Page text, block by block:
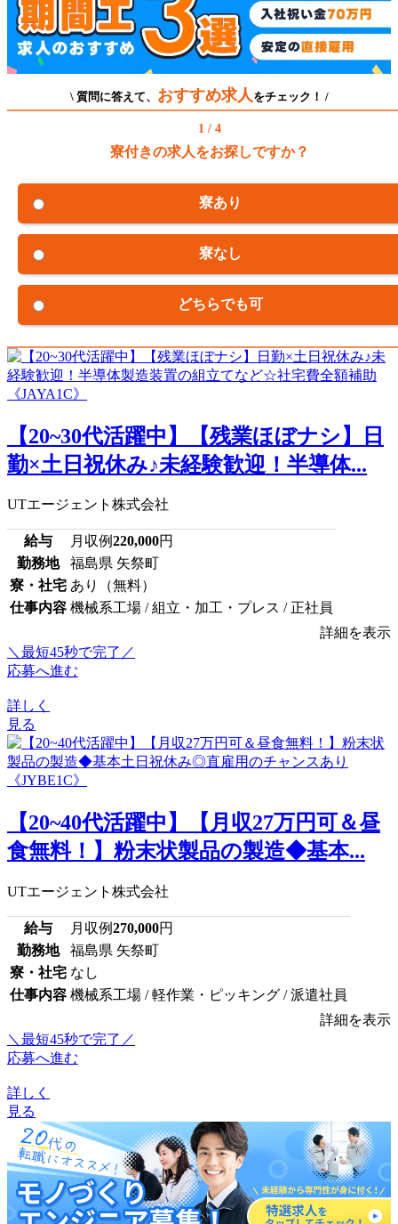
\ 質問に答えて、 おすすめ求人 をチェック！ /
1 / 4
寮付きの求人をお探しですか？
寮あり
寮なし
どちらでも可
【20~30代活躍中】【残業ほぼナシ】日
勤×土日祝休み♪未経験歓迎！半導体...
UTエージェント株式会社
給与 月収例220,000円
勤務地
福島県 矢祭町
寮・社宅 あり（無料）
仕事内容 機械系工場 / 組立・加工・プレス / 正社員
詳細を表示
＼最短45秒で完了／
応募へ進む
詳しく
見る
【20~40代活躍中】【月収27万円可＆昼
食無料！】粉末状製品の製造◆基本...
UTエージェント株式会社
給与 月収例270,000円
勤務地
福島県 矢祭町
寮・社宅 なし
仕事内容 機械系工場 / 軽作業・ピッキング / 派遣社員
詳細を表示
＼最短45秒で完了／
応募へ進む
詳しく
見る